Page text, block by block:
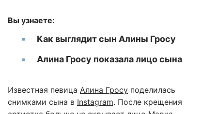
Вы узнаете:
Как выглядит сын Алины Гросу
Алина Гросу показала лицо сына
Известная певица Алина Гросу поделилась
снимками сына в Instagram. После крещения